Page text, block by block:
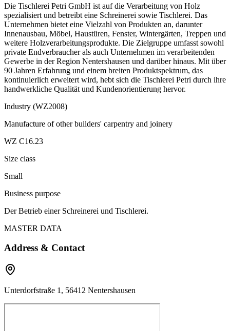
Die Tischlerei Petri GmbH ist auf die Verarbeitung von Holz
spezialisiert und betreibt eine Schreinerei sowie Tischlerei. Das
Unternehmen bietet eine Vielzahl von Produkten an, darunter
Innenausbau, Möbel, Haustüren, Fenster, Wintergärten, Treppen und
weitere Holzverarbeitungsprodukte. Die Zielgruppe umfasst sowohl
private Endverbraucher als auch Unternehmen im verarbeitenden
Gewerbe in der Region Nentershausen und darüber hinaus. Mit über
90 Jahren Erfahrung und einem breiten Produktspektrum, das
kontinuierlich erweitert wird, hebt sich die Tischlerei Petri durch ihre
handwerkliche Qualität und Kundenorientierung hervor.
Industry (WZ2008)
Manufacture of other builders' carpentry and joinery
WZ C16.23
Size class
Small
Business purpose
Der Betrieb einer Schreinerei und Tischlerei.
MASTER DATA
Address & Contact
Unterdorfstraße 1, 56412 Nentershausen